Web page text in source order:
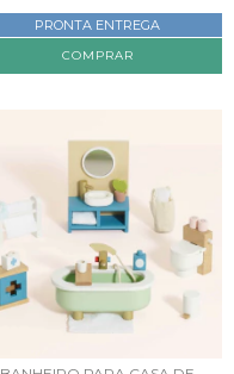
PRONTA ENTREGA